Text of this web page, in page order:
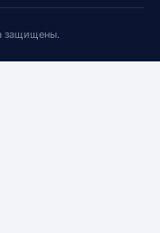
защищены.